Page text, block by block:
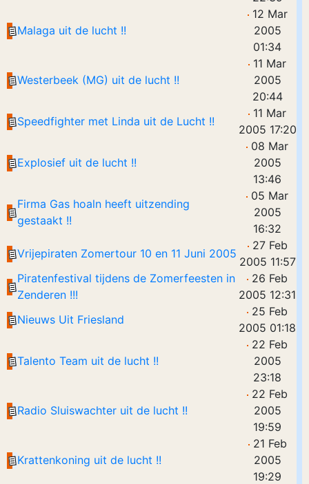
Malaga uit de lucht !!
12 Mar
2005
01:34
Westerbeek (MG) uit de lucht !!
11 Mar
2005
20:44
Speedfighter met Linda uit de Lucht !!
11 Mar
2005 17:20
Explosief uit de lucht !!
08 Mar
2005
13:46
Firma Gas hoaln heeft uitzending
gestaakt !!
05 Mar
2005
16:32
Vrijepiraten Zomertour 10 en 11 Juni 2005
27 Feb
2005 11:57
Piratenfestival tijdens de Zomerfeesten in
Zenderen !!!
26 Feb
2005 12:31
Nieuws Uit Friesland
25 Feb
2005 01:18
Talento Team uit de lucht !!
22 Feb
2005
23:18
Radio Sluiswachter uit de lucht !!
22 Feb
2005
19:59
Krattenkoning uit de lucht !!
21 Feb
2005
19:29